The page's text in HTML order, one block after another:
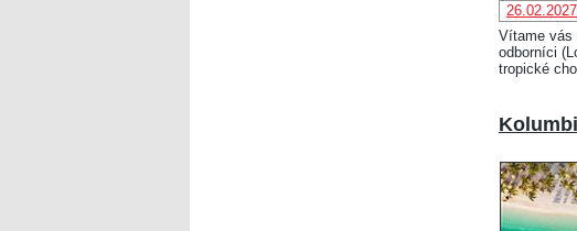
26.02.2027
Vítame vás
odborníci
tropické